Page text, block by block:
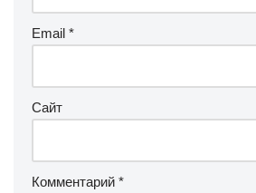
Email *
Сайт
Комментарий *